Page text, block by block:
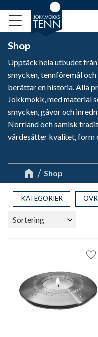
Meny
Shop
Shop
Upptäck hela utbudet
smycken, tennföremål
berättar en historia. Alla
Jokkmokk, med material
smycken, gåvor och
Norrland och samisk
värdesätter kvalitet, form
KATEGORIER